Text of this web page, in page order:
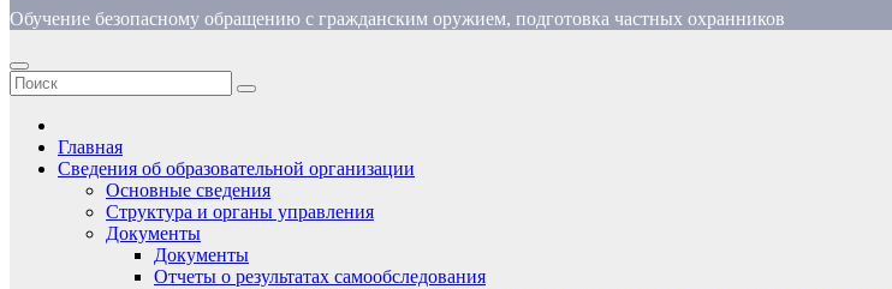
Обучение безопасному обращению с гражданским оружием, подготовка частных охранников
Главная
Сведения об образовательной организации
Основные сведения
Структура и органы управления
Документы
Документы
Отчеты о результатах самообследования